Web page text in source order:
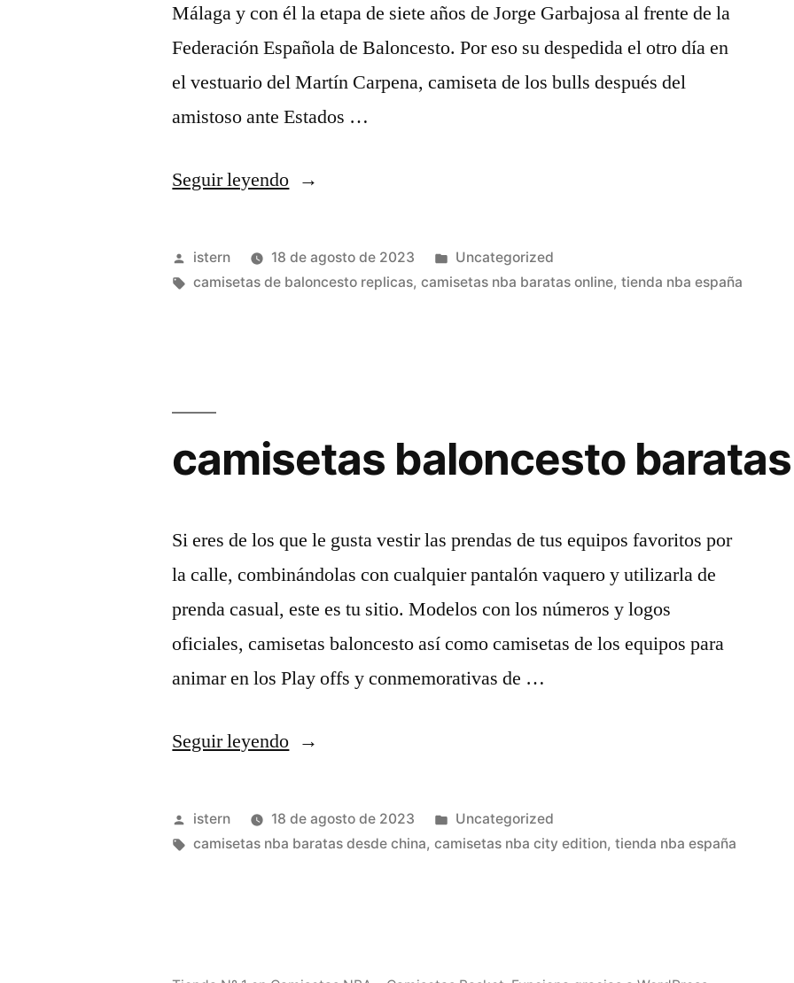
Málaga y con él la etapa de siete años de Jorge Garbajosa al frente de la
Federación Española de Baloncesto. Por eso su despedida el otro día en
el vestuario del Martín Carpena, camiseta de los bulls después del
amistoso ante Estados …
Seguir leyendo«camisetas
sonics»
Publicado
por
istern 18 de agosto de 2023
Publicado
en
Uncategorized
Etiquetas:
camisetas de baloncesto replicas,camisetas nba baratas online,tienda nba españa
camisetas baloncesto
Si eres de los que le gusta vestir las prendas de tus equipos favoritos por
la calle, combinándolas con cualquier pantalón vaquero y utilizarla de
prenda casual, este es tu sitio. Modelos con los números y logos
oficiales, camisetas baloncesto así como camisetas de los equipos para
animar en los Play offs y conmemorativas de …
Seguir leyendo«camisetas
baratas
nba»
Publicado
por
istern 18 de agosto de 2023
Publicado
en
Uncategorized
Etiquetas:
camisetas nba baratas desde china,camisetas nba city edition,tienda nba españa